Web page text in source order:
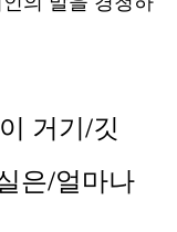
거기/깃
은/얼마나